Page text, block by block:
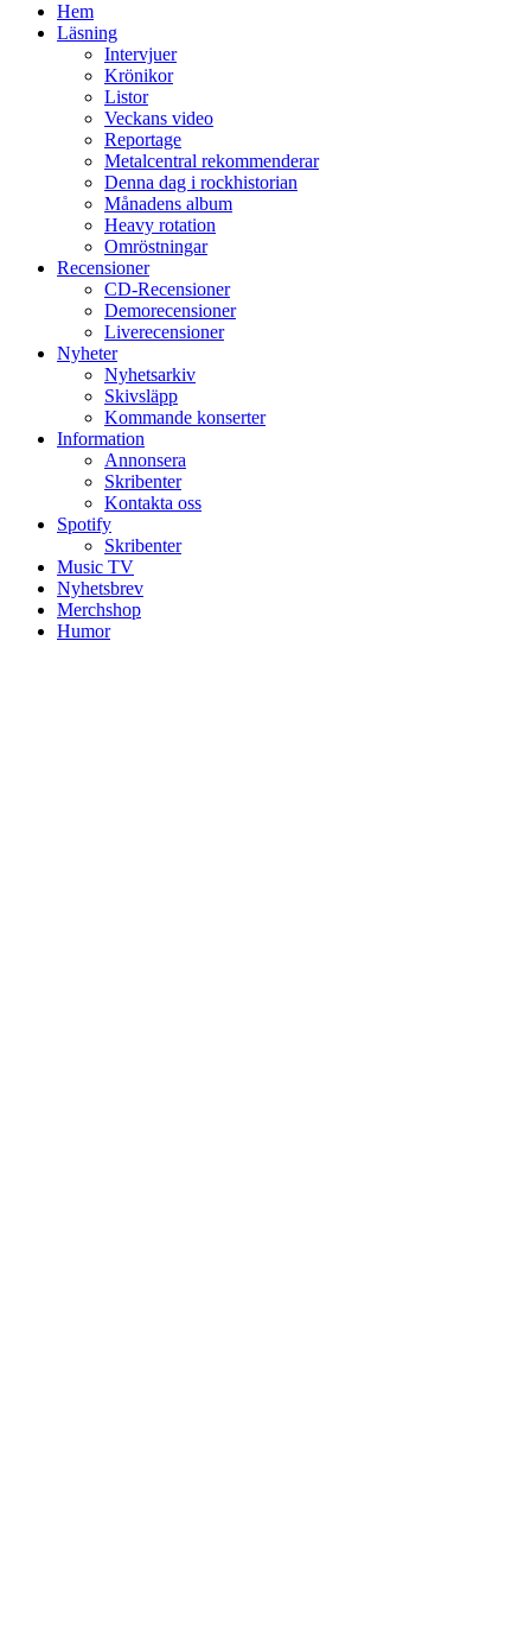
Hem
Läsning
Intervjuer
Krönikor
Listor
Veckans video
Reportage
Metalcentral rekommenderar
Denna dag i rockhistorian
Månadens album
Heavy rotation
Omröstningar
Recensioner
CD-Recensioner
Demorecensioner
Liverecensioner
Nyheter
Nyhetsarkiv
Skivsläpp
Kommande konserter
Information
Annonsera
Skribenter
Kontakta oss
Spotify
Skribenter
Music TV
Nyhetsbrev
Merchshop
Humor